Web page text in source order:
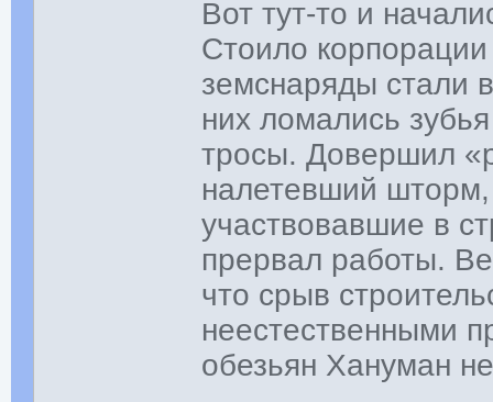
Вот тут-то и
Стоило корпорации
земснаряды стали
них ломались
тросы. Довершил
налетевший шторм,
участвовавшие в
прервал работы.
что срыв
неестественными
обезьян Хануман